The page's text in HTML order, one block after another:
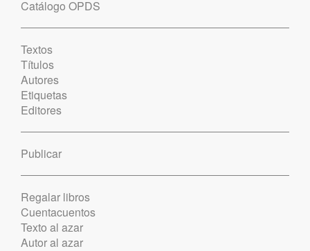
Catálogo OPDS
Textos
Títulos
Autores
Etiquetas
Editores
Publicar
Regalar libros
Cuentacuentos
Texto al azar
Autor al azar